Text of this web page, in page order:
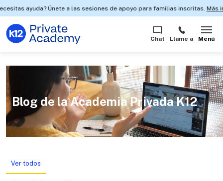
ayuda? Únete a las sesiones de apoyo para familias inscritas.Más
Chat Llame a Menú
Blog de la Academia Privada K12
Ver todos